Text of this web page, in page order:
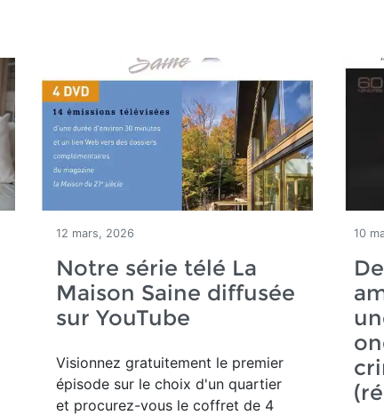
12 mars, 2026
Notre série télé La
Maison Saine diffusée
sur YouTube
Visionnez gratuitement le premier
épisode sur le choix d'un quartier
et procurez-vous le coffret de 4
10